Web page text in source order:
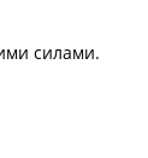
силами.